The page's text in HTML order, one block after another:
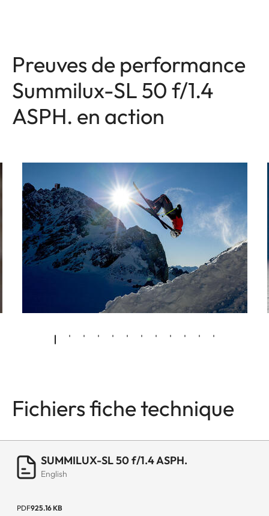
Preuves de performance
Summilux-SL 50 f/1.4
ASPH. en action
Fichiers fiche technique
SUMMILUX-SL 50 f/1.4 ASPH.
English
PDF925.16 KB